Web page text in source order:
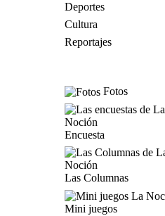
Deportes
Cultura
Reportajes
Fotos
Encuesta
Las Columnas
Mini juegos